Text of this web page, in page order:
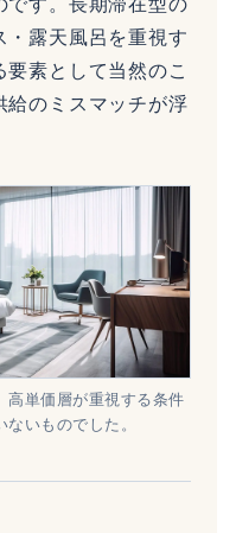
・露天風呂を重視す
素として当然のこ
給のミスマッチが浮
高単価層が重視する条件
いものでした。